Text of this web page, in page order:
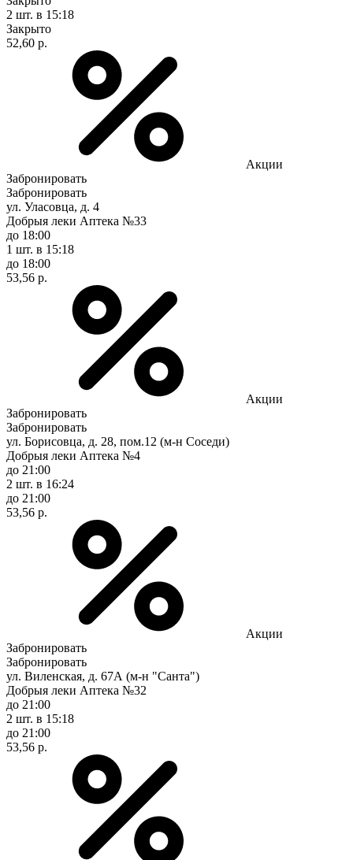
2 шт. в 15:18
Закрыто
52,60 р.
Акции
Забронировать
Забронировать
ул. Уласовца, д. 4
Добрыя леки Аптека №33
до 18:00
1 шт. в 15:18
до 18:00
53,56 р.
Акции
Забронировать
Забронировать
ул. Борисовца, д. 28, пом.12 (м-н Соседи)
Добрыя леки Аптека №4
до 21:00
2 шт. в 16:24
до 21:00
53,56 р.
Акции
Забронировать
Забронировать
ул. Виленская, д. 67А (м-н "Санта")
Добрыя леки Аптека №32
до 21:00
2 шт. в 15:18
до 21:00
53,56 р.